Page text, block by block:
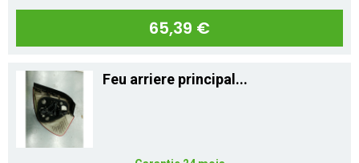
65,39 €
Feu arriere principal...